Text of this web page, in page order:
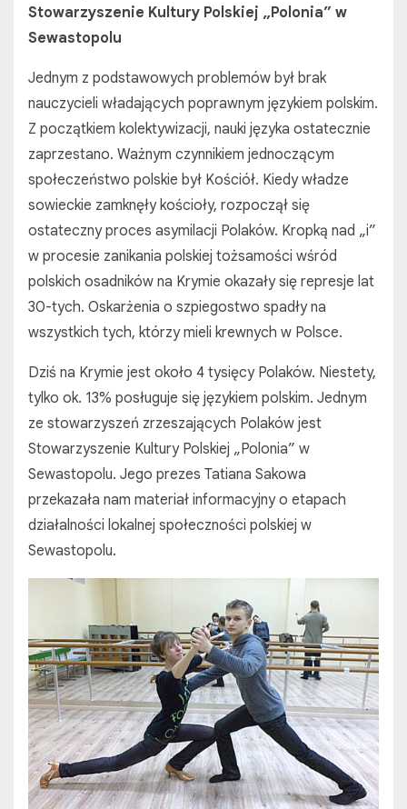
Stowarzyszenie Kultury Polskiej „Polonia” w
Sewastopolu
Jednym z podstawowych problemów był brak
nauczycieli władających poprawnym językiem polskim.
Z początkiem kolektywizacji, nauki języka ostatecznie
zaprzestano. Ważnym czynnikiem jednoczącym
społeczeństwo polskie był Kościół. Kiedy władze
sowieckie zamknęły kościoły, rozpoczął się
ostateczny proces asymilacji Polaków. Kropką nad „i”
w procesie zanikania polskiej tożsamości wśród
polskich osadników na Krymie okazały się represje lat
30-tych. Oskarżenia o szpiegostwo spadły na
wszystkich tych, którzy mieli krewnych w Polsce.
Dziś na Krymie jest około 4 tysięcy Polaków. Niestety,
tylko ok. 13% posługuje się językiem polskim. Jednym
ze stowarzyszeń zrzeszających Polaków jest
Stowarzyszenie Kultury Polskiej „Polonia” w
Sewastopolu. Jego prezes Tatiana Sakowa
przekazała nam materiał informacyjny o etapach
działalności lokalnej społeczności polskiej w
Sewastopolu.